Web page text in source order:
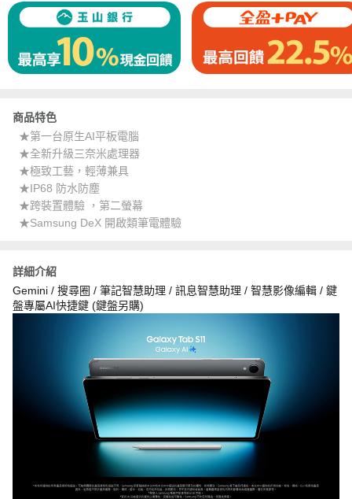
商品特色
★第一台原生AI平板電腦
★全新升級三奈米處理器
★極致工藝，輕薄兼具
★IP68 防水防塵
★跨裝置體驗 ，第二螢幕
★Samsung DeX 開啟類筆電體驗
詳細介紹
Gemini / 搜尋圈 / 筆記智慧助理 / 訊息智慧助理 / 智慧影像編輯 / 鍵
盤專屬AI快捷鍵 (鍵盤另購)